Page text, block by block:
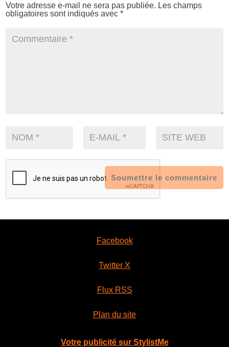
Votre adresse e-mail ne sera pas publiée. Les champs
obligatoires sont indiqués avec*
Soumettre le commentaire
Facebook
Twitter X
Flux RSS
Plan du site
Votre publicité sur StylistMe